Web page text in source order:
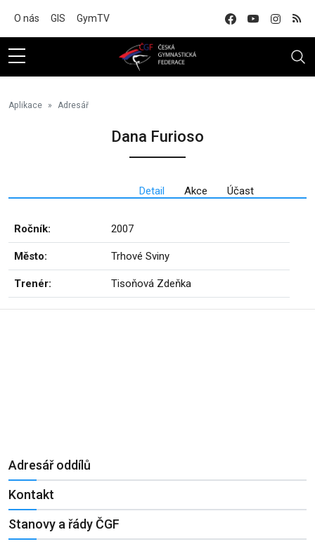
O nás GIS GymTV
Aplikace Adresář
Dana Furioso
Detail Akce Účast
Ročník: 2007
Město: Trhové Sviny
Trenér: Tisoňová Zdeňka
Adresář oddílů
Kontakt
Stanovy a řády ČGF